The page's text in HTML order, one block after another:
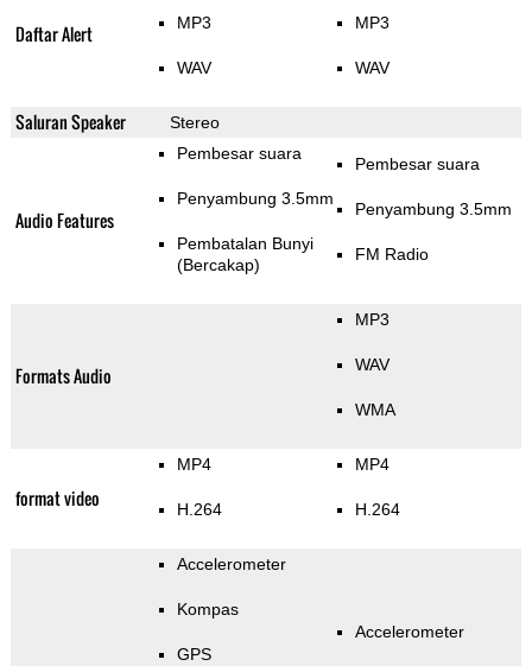
Daftar Alert MP3
WAV
MP3
WAV
Saluran Speaker Stereo
Audio Features
Pembesar suara
Penyambung 3.5mm
Pembatalan Bunyi
(Bercakap)
Pembesar suara
Penyambung 3.5mm
FM Radio
Formats Audio
MP3
WAV
WMA
format video
MP4
H.264
MP4
H.264
Accelerometer
Kompas
GPS
Accelerometer